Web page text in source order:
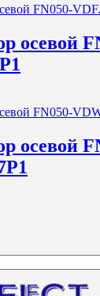
осевой
осевой